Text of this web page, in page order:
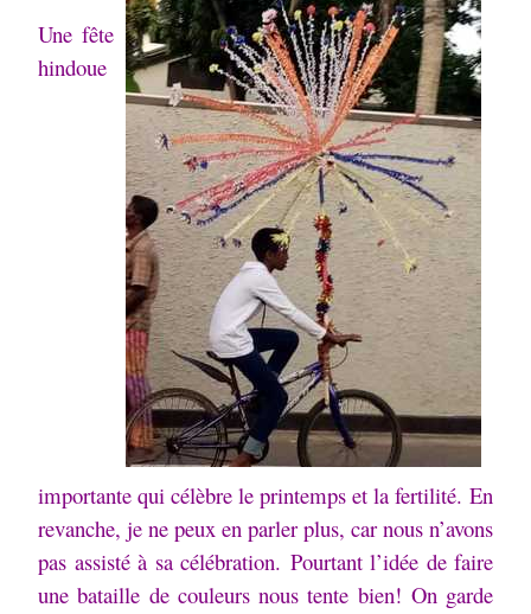
Une fête
hindoue
importante qui célèbre le printemps et la fertilité. En
revanche, je ne peux en parler plus, car nous n’avons
pas assisté à sa célébration. Pourtant l’idée de faire
une bataille de couleurs nous tente bien! On garde